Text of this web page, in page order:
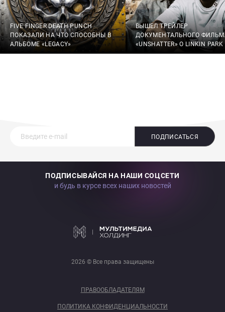
FIVE FINGER DEATH PUNCH
ПОКАЗАЛИ НА ЧТО СПОСОБНЫ В
АЛЬБОМЕ «LEGACY»
ВЫШЕЛ ТРЕЙЛЕР
ДОКУМЕНТАЛЬНОГО
«UNSHATTER» О LINKIN PARK
ПОДПИСАТЬСЯ
ПОДПИСЫВАЙСЯ НА НАШИ СОЦСЕТИ
и будь в курсе всех наших новостей
2026 © Все права защищены
ПРАВООБЛАДАТЕЛЯМ
ПОЛИТИКА КОНФИДЕНЦИАЛЬНОСТИ